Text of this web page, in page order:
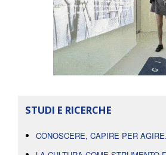
STUDI E RICERCHE
CONOSCERE, CAPIRE PER AGIRE.